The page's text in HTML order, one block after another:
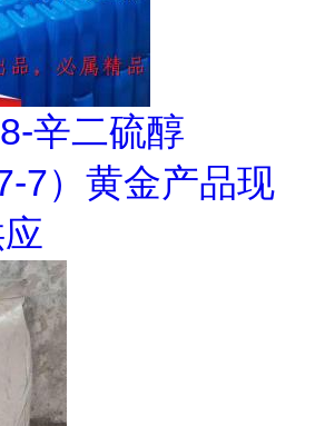
辛二硫醇
7）黄金产品现